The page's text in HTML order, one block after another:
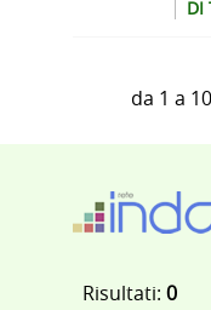
DI
da 1 a
Risultati: 0